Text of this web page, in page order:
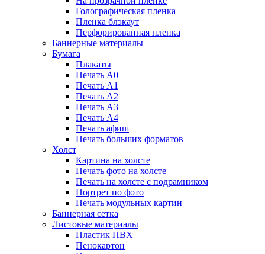
Голографическая пленка
Пленка блэкаут
Перфорированная пленка
Баннерные материалы
Бумага
Плакаты
Печать А0
Печать А1
Печать А2
Печать А3
Печать А4
Печать афиш
Печать больших форматов
Холст
Картина на холсте
Печать фото на холсте
Печать на холсте с подрамником
Портрет по фото
Печать модульных картин
Баннерная сетка
Листовые материалы
Пластик ПВХ
Пенокартон